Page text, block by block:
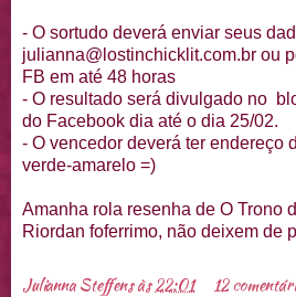
- O sortudo deverá enviar seus
julianna@lostinchicklit.com.br ou
FB em até 48 horas
- O resultado será divulgado no
do Facebook dia até o dia 25/02.
- O vencedor deverá ter endereço
verde-amarelo =)
Amanha rola resenha de O Trono
Riordan foferrimo, não deixem de
Julianna Steffensàs22:01 12